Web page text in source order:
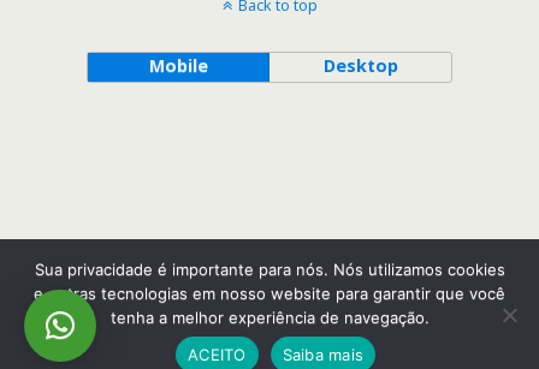
Back to top
Mobile Desktop
Sua privacidade é importante para nós. Nós utilizamos cookies
e outras tecnologias em nosso website para garantir que você
tenha a melhor experiência de navegação.
ACEITO
Saiba mais